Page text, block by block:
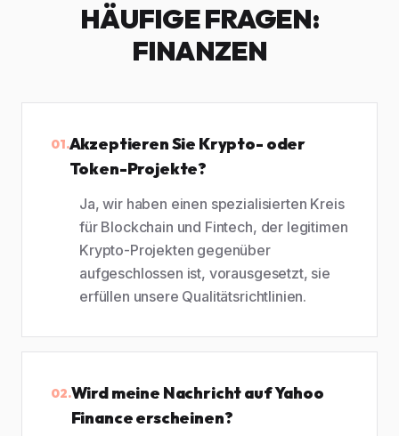
HÄUFIGE FRAGEN:
FINANZEN
01.Akzeptieren Sie Krypto- oder
Token-Projekte?
Ja, wir haben einen spezialisierten Kreis
für Blockchain und Fintech, der legitimen
Krypto-Projekten gegenüber
aufgeschlossen ist, vorausgesetzt, sie
erfüllen unsere Qualitätsrichtlinien.
02.Wird meine Nachricht auf Yahoo
Finance erscheinen?